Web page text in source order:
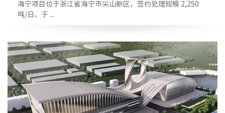
海宁项目位于浙江省海宁市尖山新区，签约处理规模 2,250
吨/日，于 ...